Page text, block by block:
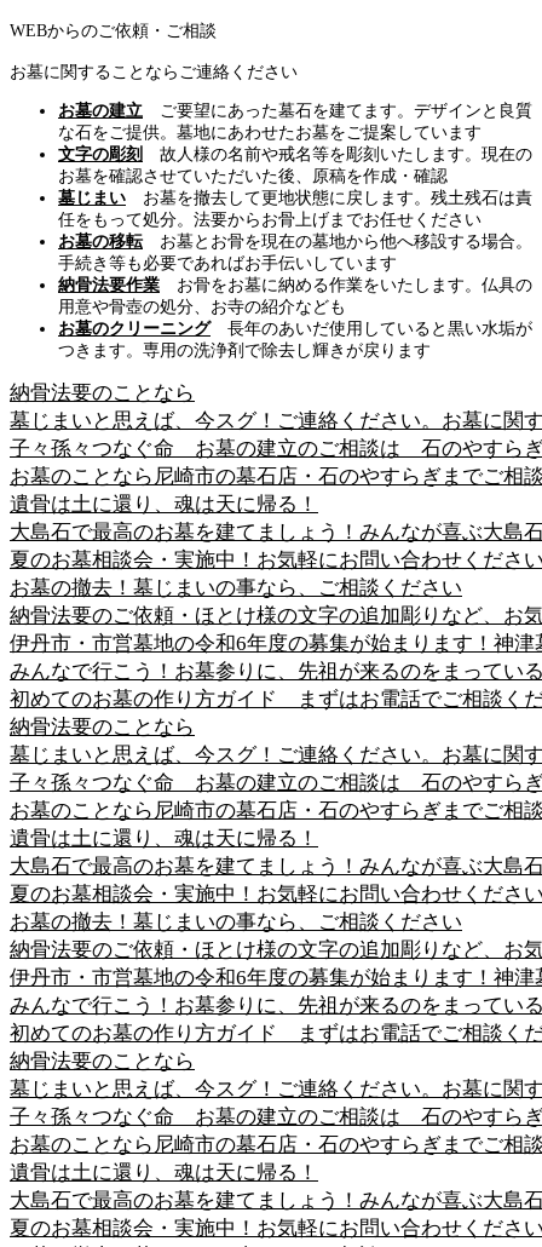
WEBからのご依頼・ご相談
お墓に関することならご連絡ください
お墓の建立 ご要望にあった墓石を建てます。デザインと良質
な石をご提供。墓地にあわせたお墓をご提案しています
文字の彫刻
故人様の名前や戒名等を彫刻いたします。現在の
お墓を確認させていただいた後、原稿を作成・確認
墓じまい お墓を撤去して更地状態に戻します。残土残石は責
任をもって処分。法要からお骨上げまでお任せください
お墓の移転お墓とお骨を現在の墓地から他へ移設する場合。
手続き等も必要であればお手伝いしています
納骨法要作業 お骨をお墓に納める作業をいたします。仏具の
用意や骨壺の処分、お寺の紹介なども
お墓のクリーニング長年のあいだ使用していると黒い水垢が
つきます。専用の洗浄剤で除去し輝きが戻ります
納骨法要のことなら
墓じまいと思えば、今スグ！ご連絡ください。お墓に関
子々孫々つなぐ命 お墓の建立のご相談は 石のやすら
お墓のことなら尼崎市の墓石店・石のやすらぎまでご相
遺骨は土に還り、魂は天に帰る！
大島石で最高のお墓を建てましょう！みんなが喜ぶ大島
夏のお墓相談会・実施中！お気軽にお問い合わせくださ
お墓の撤去！墓じまいの事なら、ご相談ください
納骨法要のご依頼・ほとけ様の文字の追加彫りなど、お
伊丹市・市営墓地の令和6年度の募集が始まります！神
みんなで行こう！お墓参りに、先祖が来るのをまってい
初めてのお墓の作り方ガイド まずはお電話でご相談く
納骨法要のことなら
墓じまいと思えば、今スグ！ご連絡ください。お墓に関
子々孫々つなぐ命 お墓の建立のご相談は 石のやすら
お墓のことなら尼崎市の墓石店・石のやすらぎまでご相
遺骨は土に還り、魂は天に帰る！
大島石で最高のお墓を建てましょう！みんなが喜ぶ大島
夏のお墓相談会・実施中！お気軽にお問い合わせくださ
お墓の撤去！墓じまいの事なら、ご相談ください
納骨法要のご依頼・ほとけ様の文字の追加彫りなど、お
伊丹市・市営墓地の令和6年度の募集が始まります！神
みんなで行こう！お墓参りに、先祖が来るのをまってい
初めてのお墓の作り方ガイド まずはお電話でご相談く
納骨法要のことなら
墓じまいと思えば、今スグ！ご連絡ください。お墓に関
子々孫々つなぐ命 お墓の建立のご相談は 石のやすら
お墓のことなら尼崎市の墓石店・石のやすらぎまでご相
遺骨は土に還り、魂は天に帰る！
大島石で最高のお墓を建てましょう！みんなが喜ぶ大島
夏のお墓相談会・実施中！お気軽にお問い合わせくださ